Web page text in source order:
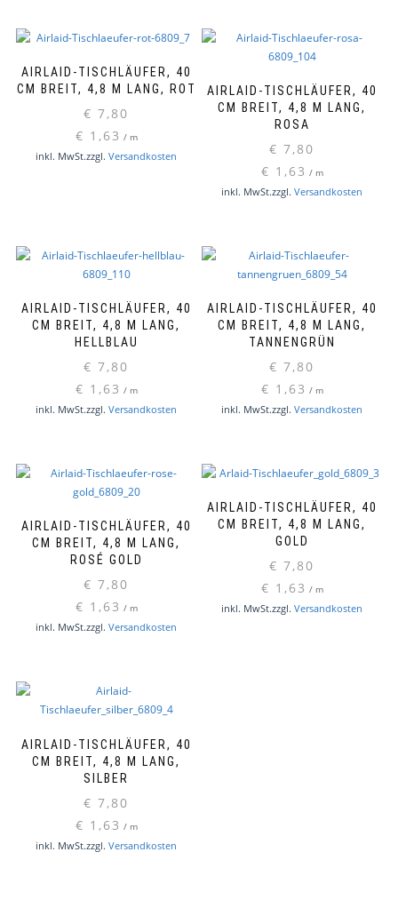
AIRLAID-TISCHLÄUFER, 40
CM BREIT, 4,8 M LANG, ROT
€ 7,80
€ 1,63 / m
inkl. MwSt.zzgl. Versandkosten
AIRLAID-TISCHLÄUFER, 40
CM BREIT, 4,8 M LANG,
ROSA
€ 7,80
€ 1,63 / m
inkl. MwSt.zzgl. Versandkosten
AIRLAID-TISCHLÄUFER, 40
CM BREIT, 4,8 M LANG,
HELLBLAU
€ 7,80
€ 1,63 / m
inkl. MwSt.zzgl. Versandkosten
AIRLAID-TISCHLÄUFER, 40
CM BREIT, 4,8 M LANG,
TANNENGRÜN
€ 7,80
€ 1,63 / m
inkl. MwSt.zzgl. Versandkosten
AIRLAID-TISCHLÄUFER, 40
CM BREIT, 4,8 M LANG,
ROSÉ GOLD
€ 7,80
€ 1,63 / m
inkl. MwSt.zzgl. Versandkosten
AIRLAID-TISCHLÄUFER, 40
CM BREIT, 4,8 M LANG,
GOLD
€ 7,80
€ 1,63 / m
inkl. MwSt.zzgl. Versandkosten
AIRLAID-TISCHLÄUFER, 40
CM BREIT, 4,8 M LANG,
SILBER
€ 7,80
€ 1,63 / m
inkl. MwSt.zzgl. Versandkosten